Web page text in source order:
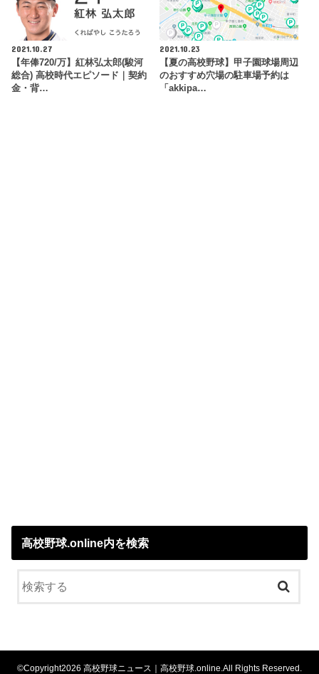
2021.10.27
【年俸720/万】紅林弘太郎(駿河
総合) 高校時代エピソード｜契約
金・背…
2021.10.23
【夏の高校野球】甲子園球場周辺
のおすすめ穴場の駐車場予約は
「akkipa…
高校野球.online内を検索
©Copyright2026 高校野球ニュース｜高校野球.online .All Rights Reserved.